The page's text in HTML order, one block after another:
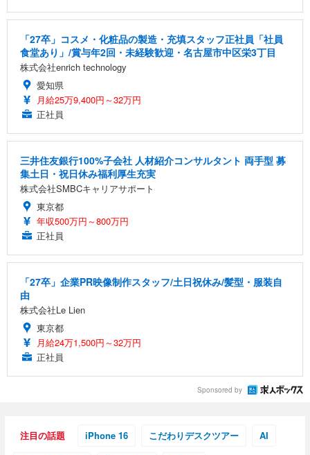
「27卒」コスメ・化粧品の製造・充填スタッフ正社員「社員
食堂あり」/賞与年2回・未経験歓迎・名古屋市中区栄3丁目
株式会社enrich technology
愛知県
月給25万9,400円～32万円
正社員
三井住友銀行100%子会社 人材紹介コンサルタント 両手型 募
集土日・祝日休み福利厚生充実
株式会社SMBCキャリアサポート
東京都
年収500万円～800万円
正社員
「27卒」企業PR映像制作スタッフ/土日祝休み/髪型・服装自
由
株式会社Le Lien
東京都
月給24万1,500円～32万円
正社員
Sponsored by
注目の話題 iPhone 16 こだわりデスクツアー AI